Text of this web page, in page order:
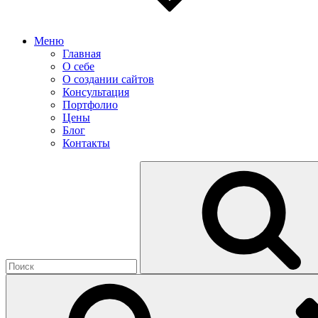
Меню
Главная
О себе
О создании сайтов
Консультация
Портфолио
Цены
Блог
Контакты